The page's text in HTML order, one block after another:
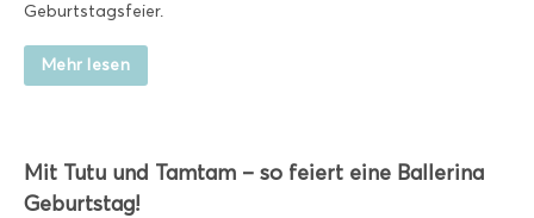
Geburtstagsfeier.
Mehr lesen
Mit Tutu und Tamtam – so feiert eine Ballerina
Geburtstag!